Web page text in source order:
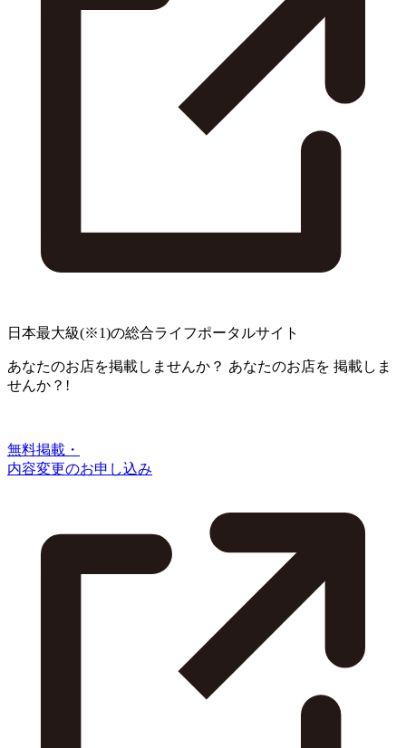
日本最大級(※1)の総合ライフポータルサイト
あなたのお店を掲載しませんか？ あなたのお店を 掲載しま
せんか？!
無料掲載・
内容変更のお申し込み